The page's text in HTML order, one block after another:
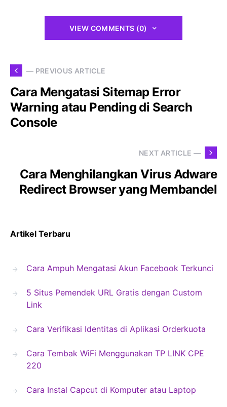
VIEW COMMENTS (0)
— PREVIOUS ARTICLE
Cara Mengatasi Sitemap Error
Warning atau Pending di Search
Console
NEXT ARTICLE —
Cara Menghilangkan Virus Adware
Redirect Browser yang Membandel
Artikel Terbaru
Cara Ampuh Mengatasi Akun Facebook Terkunci
5 Situs Pemendek URL Gratis dengan Custom
Link
Cara Verifikasi Identitas di Aplikasi Orderkuota
Cara Tembak WiFi Menggunakan TP LINK CPE
220
Cara Instal Capcut di Komputer atau Laptop